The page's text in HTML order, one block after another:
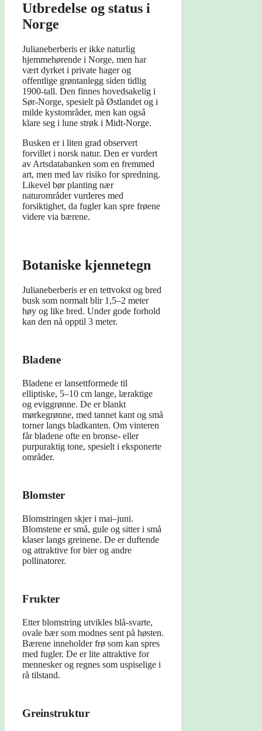
Utbredelse og status i
Norge
Julianeberberis er ikke naturlig
hjemmehørende i Norge, men har
vært dyrket i private hager og
offentlige grøntanlegg siden tidlig
1900-tall. Den finnes hovedsakelig i
Sør-Norge, spesielt på Østlandet og i
milde kystområder, men kan også
klare seg i lune strøk i Midt-Norge.
Busken er i liten grad observert
forvillet i norsk natur. Den er vurdert
av Artsdatabanken som en fremmed
art, men med lav risiko for spredning.
Likevel bør planting nær
naturområder vurderes med
forsiktighet, da fugler kan spre frøene
videre via bærene.
Botaniske kjennetegn
Julianeberberis er en tettvokst og bred
busk som normalt blir 1,5–2 meter
høy og like bred. Under gode forhold
kan den nå opptil 3 meter.
Bladene
Bladene er lansettformede til
elliptiske, 5–10 cm lange, læraktige
og eviggrønne. De er blankt
mørkegrønne, med tannet kant og små
torner langs bladkanten. Om vinteren
får bladene ofte en bronse- eller
purpuraktig tone, spesielt i eksponerte
områder.
Blomster
Blomstringen skjer i mai–juni.
Blomstene er små, gule og sitter i små
klaser langs greinene. De er duftende
og attraktive for bier og andre
pollinatorer.
Frukter
Etter blomstring utvikles blå-svarte,
ovale bær som modnes sent på høsten.
Bærene inneholder frø som kan spres
med fugler. De er lite attraktive for
mennesker og regnes som uspiselige i
rå tilstand.
Greinstruktur